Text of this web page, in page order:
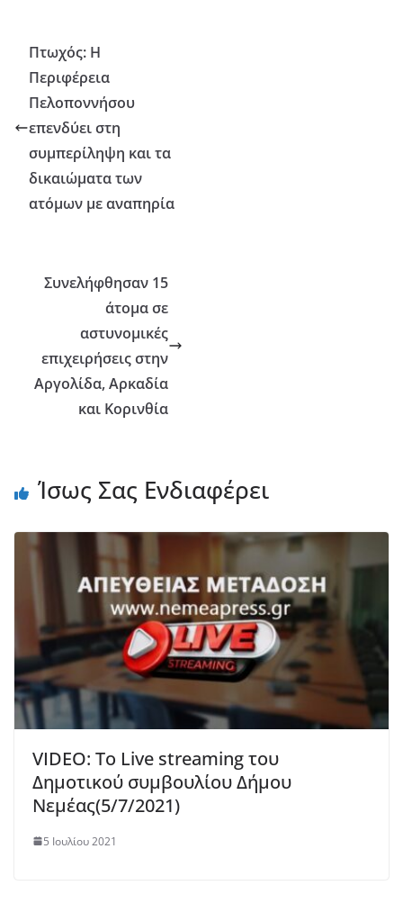
Πτωχός: Η
Περιφέρεια
Πελοποννήσου
επενδύει στη
συμπερίληψη και τα
δικαιώματα των
ατόμων με αναπηρία
Συνελήφθησαν 15
άτομα σε
αστυνομικές
επιχειρήσεις στην
Αργολίδα, Αρκαδία
και Κορινθία
Ίσως Σας Ενδιαφέρει
VIDEO: Το Live streaming του
Δημοτικού συμβουλίου Δήμου
Νεμέας(5/7/2021)
5 Ιουλίου 2021